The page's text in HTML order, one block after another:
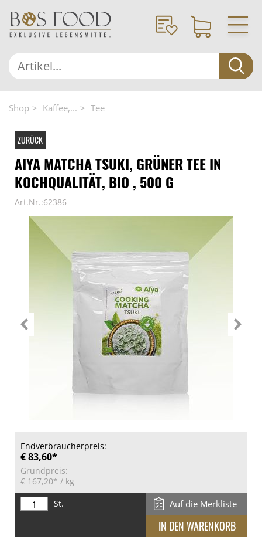
Shop Kaffee,... Tee
ZURÜCK
AIYA MATCHA TSUKI, GRÜNER TEE IN
KOCHQUALITÄT, BIO , 500 G
Art.Nr.:62386
Endverbraucherpreis:
€ 83,60*
Grundpreis:
€ 167,20* / kg
St.
Auf die Merkliste